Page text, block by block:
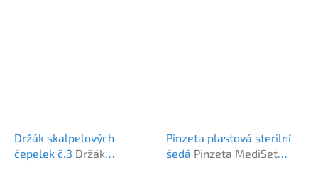
Držák skalpelových
čepelek č.3 Držák
Pinzeta plastová sterilní
šedá Pinzeta MediSet